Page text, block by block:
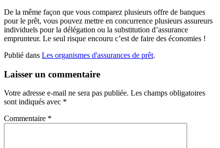
De la même façon que vous comparez plusieurs offre de banques
pour le prêt, vous pouvez mettre en concurrence plusieurs assureurs
individuels pour la délégation ou la substitution d’assurance
emprunteur. Le seul risque encouru c’est de faire des économies !
Publié dans Les organismes d'assurances de prêt.
Laisser un commentaire
Votre adresse e-mail ne sera pas publiée. Les champs obligatoires
sont indiqués avec *
Commentaire *